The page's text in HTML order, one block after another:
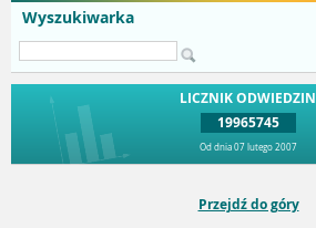
Wyszukiwarka
LICZNIK ODWIEDZIN
19965745
Od dnia 07 lutego 2007
Przejdź do góry